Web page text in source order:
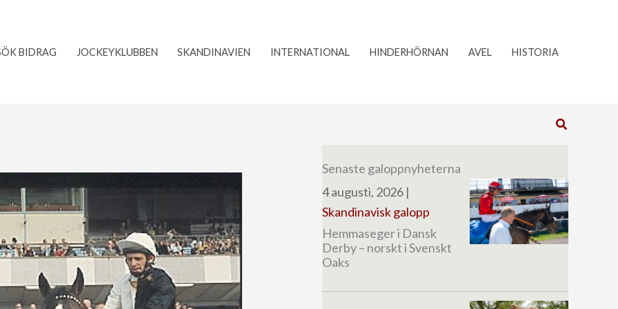
BIDRAG JOCKEYKLUBBEN SKANDINAVIEN INTERNATIONAL HINDERHÖRNAN AVEL HISTORIA
Sök
Senaste galoppnyheterna
4 augusti, 2026 |
Skandinavisk galopp
Hemmaseger i Dansk
Derby – norskt i Svenskt
Oaks